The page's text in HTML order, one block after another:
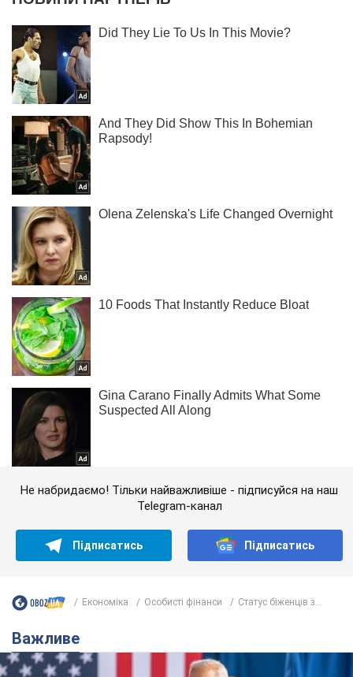
Не набридаємо! Тільки найважливіше - підписуйся на наш
Telegram-канал
Підписатись Підписатись
Економіка Особисті фінанси Статус біженців з...
Важливе